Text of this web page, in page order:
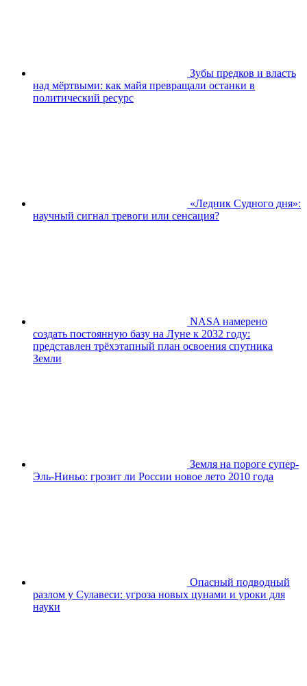
Зубы предков и власть
над мёртвыми: как майя превращали останки в
политический ресурс
«Ледник Судного дня»:
научный сигнал тревоги или сенсация?
NASA намерено
создать постоянную базу на Луне к 2032 году:
представлен трёхэтапный план освоения спутника
Земли
Земля на пороге супер-
Эль-Ниньо: грозит ли России новое лето 2010 года
Опасный подводный
разлом у Сулавеси: угроза новых цунами и уроки для
науки